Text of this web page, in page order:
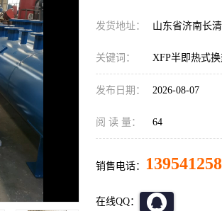
发货地址： 山东省济南长
关键词： XFP半即热式
发布日期： 2026-08-07
阅 读 量： 64
销售电话：
在线QQ：